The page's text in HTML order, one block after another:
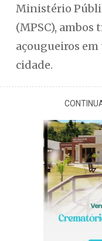
Ministério
(MPSC), ambos
açougueiros
cidade.